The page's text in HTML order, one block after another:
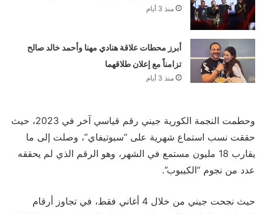
منذ 3 أيام
أبرز محطات علاقة هنادي مهنا وأحمد خالد صالح
تزامناً مع إعلان طلاقهما
منذ 3 أيام
وحطمت النجمة الكورية جيني رقم قياسي آخر في 2023، حيث
حققت نسب استماع شهرية على “سبوتيفاي”، وصلت إلى ما
يقارب 18 مليون مستمع في الشهر، وهو الرقم الذي لم يحققه
عدد من نجوم “الكيبوب”.
حيث نجحت جيني من خلال 4 أغاني فقط، في تجاوز أرقام